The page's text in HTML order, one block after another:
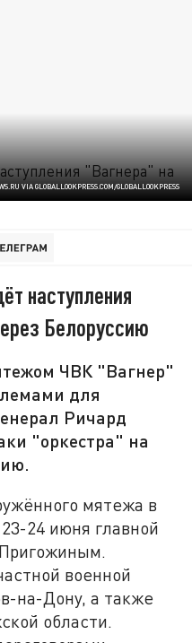
VIA GLOBALLOOKPRESS.COM/GLOBALLOOKPRESS
наступления
Белоруссию
ЧВК "Вагнер"
для
Ричард
"оркестра" на
мятежа в
24 июня главной
военной
на-Дону, а также
области.